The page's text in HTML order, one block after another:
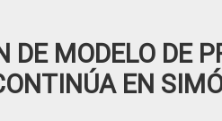
DE MODELO DE
EN